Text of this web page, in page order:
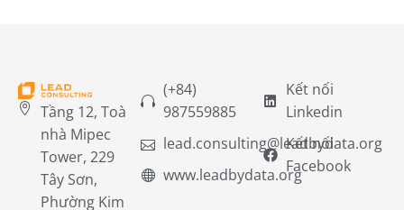
Tầng 12, Toà
nhà Mipec
Tower, 229
Tây Sơn,
Phường Kim
(+84)
987559885
lead.consulting@leadbydata.org
www.leadbydata.org
Kết nối
Linkedin
Kết nối
Facebook